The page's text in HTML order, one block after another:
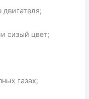
сизый цвет;
газах;